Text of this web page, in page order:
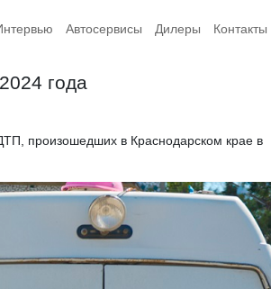
Автосервисы Дилеры Контакты
года
произошедших в Краснодарском крае в